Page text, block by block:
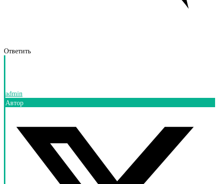
Ответить
admin
Автор